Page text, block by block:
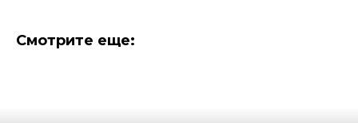
Смотрите еще: